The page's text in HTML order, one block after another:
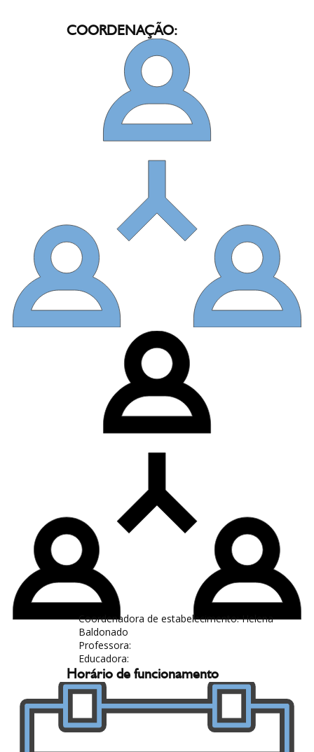
COORDENAÇÃO:
Coordenadora de estabelecimento: ​Helena
Baldonado
Professora:
Educadora:
Horário de funcionamento